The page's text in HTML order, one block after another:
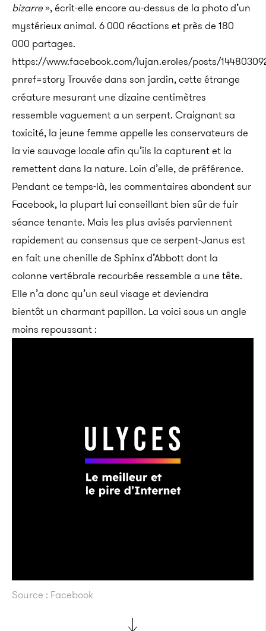
bizarre», écrit-elle encore au-dessus de la photo d’un
mystérieux animal. 6 000 réactions et près de 180
000 partages.
https://www.facebook.com/lujan.eroles/posts/
pnref=story Trouvée dans son jardin, cette étrange
créature mesurant une dizaine centimètres
ressemble vaguement a un serpent. Craignant sa
toxicité, la jeune femme appelle les conservateurs de
la vie sauvage locale afin qu’ils la capturent et la
remettent dans la nature. Loin d’elle, de préférence.
Pendant ce temps-là, les commentaires abondent sur
Facebook, la plupart lui conseillant bien sûr de fuir
séance tenante. Mais les plus avisés parviennent
rapidement au consensus que ce serpent-Janus est
en fait une chenille de Sphinx d’Abbott dont la
colonne vertébrale recourbée ressemble a une tête.
Elle n’a donc qu’un seul visage et deviendra
bientôt un charmant papillon. La voici sous un angle
moins repoussant :
Source : Facebook